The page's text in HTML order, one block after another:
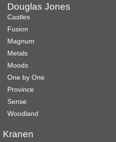
Douglas Jones
Castles
Fusion
Magnum
Metals
Moods
One by One
Province
Sense
Woodland
Kranen